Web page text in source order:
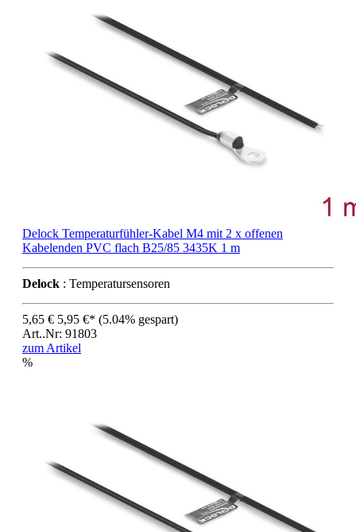
Delock Temperaturfühler-Kabel M4 mit 2 x offenen
Kabelenden PVC flach B25/85 3435K 1 m
Delock : Temperatursensoren
5,65 € 5,95 €* (5.04% gespart)
Art..Nr: 91803
zum Artikel
%